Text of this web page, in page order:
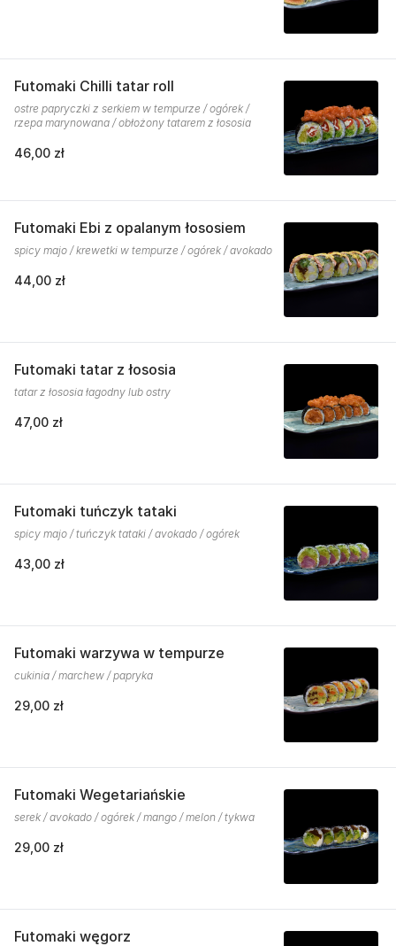
Futomaki Chilli tatar roll
ostre papryczki z serkiem w tempurze / ogórek /
rzepa marynowana / obłożony tatarem z łososia
46,00 zł
Futomaki Ebi z opalanym łososiem
spicy majo / krewetki w tempurze / ogórek / avokado
44,00 zł
Futomaki tatar z łososia
tatar z łososia łagodny lub ostry
47,00 zł
Futomaki tuńczyk tataki
spicy majo / tuńczyk tataki / avokado / ogórek
43,00 zł
Futomaki warzywa w tempurze
cukinia / marchew / papryka
29,00 zł
Futomaki Wegetariańskie
serek / avokado / ogórek / mango / melon / tykwa
29,00 zł
Futomaki węgorz